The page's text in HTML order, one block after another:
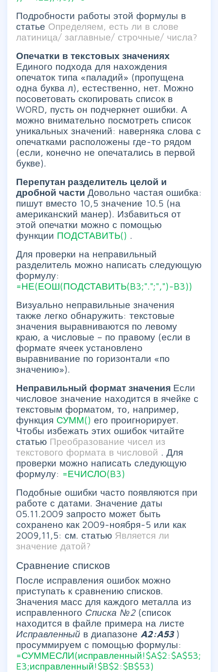
Подробности работы этой формулы в
статье Определяем, есть ли в слове
латиница/ заглавные/ строчные/ числа?
Опечатки в текстовых значениях
Единого подхода для нахождения
опечаток типа «паладий» (пропущена
одна буква л), естественно, нет. Можно
посоветовать скопировать список в
WORD, пусть он подчеркнет ошибки. А
можно внимательно посмотреть список
уникальных значений: наверняка слова с
опечатками расположены где-то рядом
(если, конечно не опечатались в первой
букве).
Перепутан разделитель целой и
дробной части Довольно частая ошибка:
пишут вместо 10,5 значение 10.5 (на
американский манер). Избавиться от
этой опечатки можно с помощью
функции ПОДСТАВИТЬ()
Для проверки на неправильный
разделитель можно написать следующую
формулу:
=НЕ(ЕОШ(ПОДСТАВИТЬ(B3;".";",")-B3))
Визуально неправильные значения
также легко обнаружить: текстовые
значения выравниваются по левому
краю, а числовые – по правому (если в
формате ячеек установлено
выравнивание по горизонтали «по
значению»).
Неправильный формат значения Если
числовое значение находится в ячейке с
текстовым форматом, то, например,
функция СУММ() его проигнорирует.
Чтобы избежать этих ошибок читайте
статью Преобразование чисел из
текстового формата в числовой
. Для
проверки можно написать следующую
формулу: =ЕЧИСЛО(B3)
Подобные ошибки часто появляются при
работе с датами. Значение даты
05.11.2009 запросто может быть
сохранено как 2009-ноября-5 или как
2009,11,5: см. статью Является ли
значение датой?
Сравнение списков
После исправления ошибок можно
приступать к сравнению списков.
Значения масс для каждого металла из
исправленного Списка №2 (список
находится в файле примера на листе
Исправленный в диапазоне A2:A53 )
просуммируем с помощью формулы:
=СУММЕСЛИ(исправленный!$A$2:$A$53;
E3;исправленный!$B$2:$B$53)